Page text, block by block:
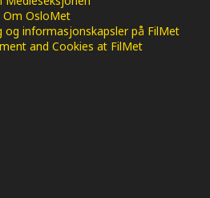
Om OsloMet
og informasjonskapsler på FilMet
and Cookies at FilMet